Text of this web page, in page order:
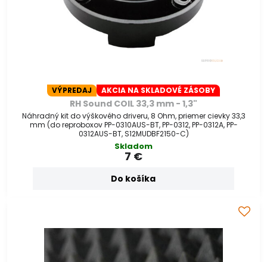
VÝPREDAJ AKCIA NA SKLADOVÉ ZÁSOBY
RH Sound COIL 33,3 mm - 1,3"
Náhradný kit do výškového driveru, 8 Ohm, priemer cievky 33,3
mm (do reproboxov PP-0310AUS-BT, PP-0312, PP-0312A, PP-
0312AUS-BT, S12MUDBF2150-C)
Skladom
7 €
Do košíka